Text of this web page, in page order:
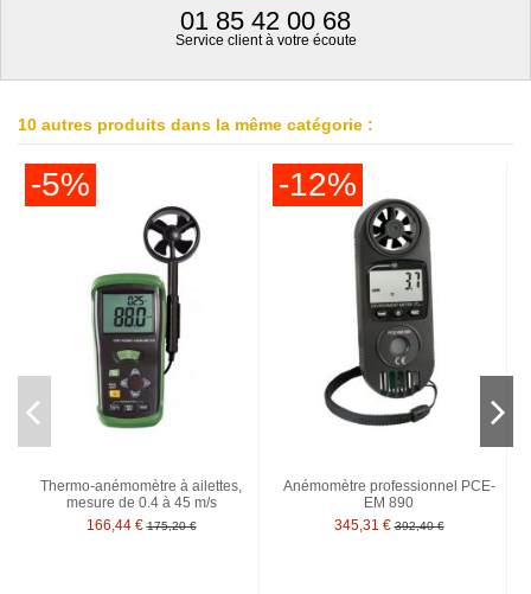
01 85 42 00 68
Service client à votre écoute
10 autres produits dans la même catégorie :
-5%
Thermo-anémomètre à ailettes,
mesure de 0.4 à 45 m/s
166,44 € 175,20 €
-12%
Anémomètre professionnel PCE-
EM 890
345,31 € 392,40 €